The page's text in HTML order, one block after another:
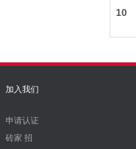
10
加入我们
申请认证
砖家 招